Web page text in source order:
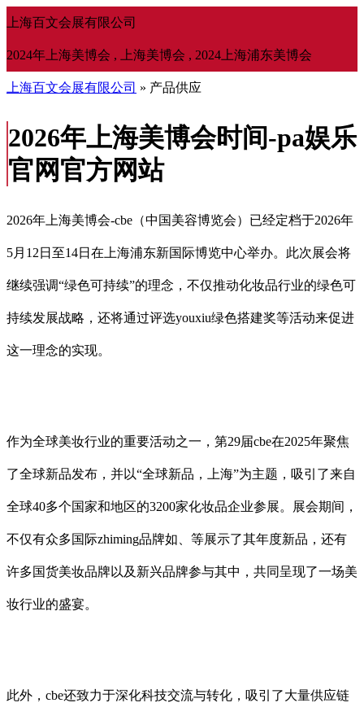
上海百文会展有限公司
2024年上海美博会 , 上海美博会 , 2024上海浦东美博会
上海百文会展有限公司 » 产品供应
2026年上海美博会时间-pa娱乐
官网官方网站
2026年上海美博会-cbe（中国美容博览会）已经定档于2026年
5月12日至14日在上海浦东新国际博览中心举办。此次展会将
继续强调“绿色可持续”的理念，不仅推动化妆品行业的绿色可
持续发展战略，还将通过评选youxiu绿色搭建奖等活动来促进
这一理念的实现。
作为全球美妆行业的重要活动之一，第29届cbe在2025年聚焦
了全球新品发布，并以“全球新品，上海”为主题，吸引了来自
全球40多个国家和地区的3200家化妆品企业参展。展会期间，
不仅有众多国际zhiming品牌如、等展示了其年度新品，还有
许多国货美妆品牌以及新兴品牌参与其中，共同呈现了一场美
妆行业的盛宴。
此外，cbe还致力于深化科技交流与转化，吸引了大量供应链